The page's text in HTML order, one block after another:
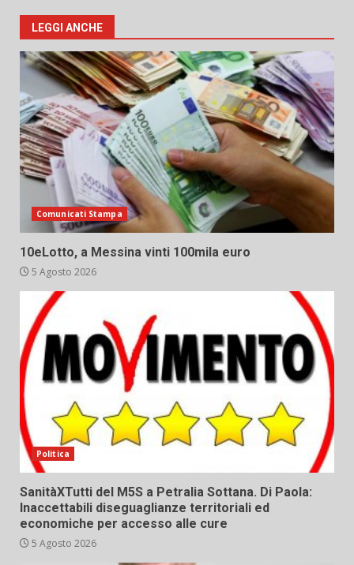
LEGGI ANCHE
Comunicati Stampa
10eLotto, a Messina vinti 100mila euro
5 Agosto 2026
Politica
SanitàXTutti del M5S a Petralia Sottana. Di Paola:
Inaccettabili diseguaglianze territoriali ed
economiche per accesso alle cure
5 Agosto 2026